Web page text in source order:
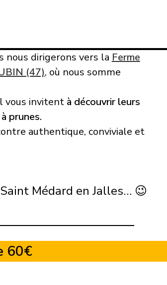
nous dirigerons vers la Ferme
(47), où nous somme
vous invitent à découvrir leurs
prunes.
authentique, conviviale et
Médard en Jalles… 😉
60€